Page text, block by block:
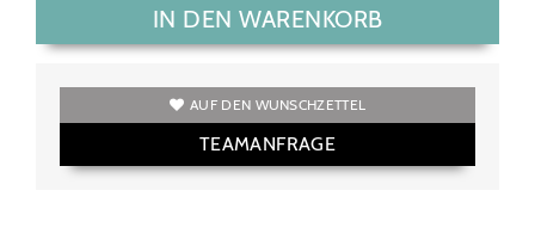
IN DEN WARENKORB
AUF DEN WUNSCHZETTEL
TEAMANFRAGE